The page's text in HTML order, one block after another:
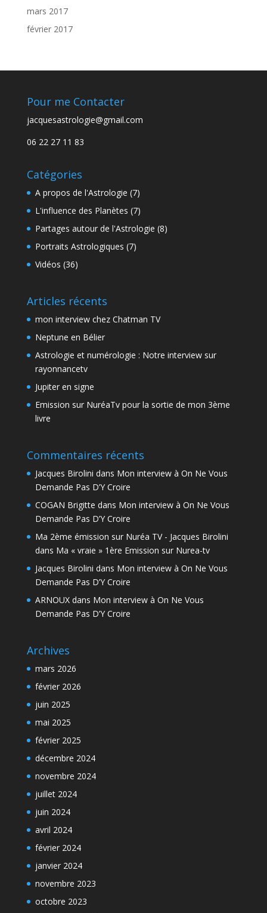
mars 2017
février 2017
Pour me Contacter
jacquesastrologie@gmail.com
06 22 27 11 83
Catégories
A propos de l'Astrologie (7)
L'influence des Planètes (7)
Partages autour de l'Astrologie (8)
Portraits Astrologiques (7)
Vidéos (36)
Articles récents
mon interview chez Chatman TV
Neptune en Bélier
Astrologie et numérologie : Notre interview sur
rayonnancetv
Jupiter en signe
Emission sur NuréaTv pour la sortie de mon 3ème
livre
Commentaires récents
Jacques Birolini dans Mon interview à On Ne Vous
Demande Pas D’Y Croire
COGAN Brigitte dans Mon interview à On Ne Vous
Demande Pas D’Y Croire
Ma 2ème émission sur Nuréa TV - Jacques Birolini
dans Ma « vraie » 1ère Emission sur Nurea-tv
Jacques Birolini dans Mon interview à On Ne Vous
Demande Pas D’Y Croire
ARNOUXdans Mon interview à On Ne Vous
Demande Pas D’Y Croire
Archives
mars 2026
février 2026
juin 2025
mai 2025
février 2025
décembre 2024
novembre 2024
juillet 2024
juin 2024
avril 2024
février 2024
janvier 2024
novembre 2023
octobre 2023